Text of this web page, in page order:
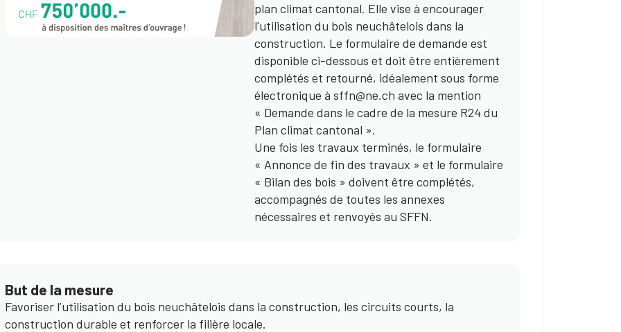
plan climat cantonal. Elle vise à encourager
l'utilisation du bois neuchâtelois dans la
construction. Le formulaire de demande est
disponible ci-dessous et doit être entièrement
complétés et retourné, idéalement sous forme
électronique à sffn@ne.ch avec la mention
« Demande dans le cadre de la mesure R24 du
Plan climat cantonal ».
Une fois les travaux terminés, le formulaire
« Annonce de fin des travaux » et le formulaire
« Bilan des bois » doivent être complétés,
accompagnés de toutes les annexes
nécessaires et renvoyés au SFFN.
But de la mesure
Favoriser l’utilisation du bois neuchâtelois dans la construction, les circuits courts, la
construction durable et renforcer la filière locale.